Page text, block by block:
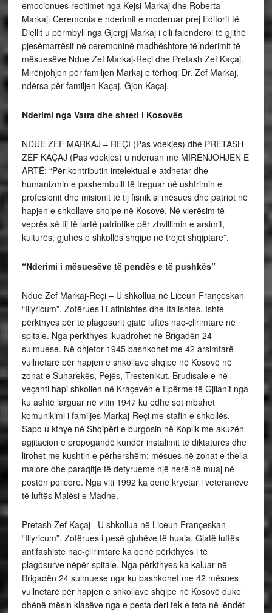
emocionues recitimet nga Kejsi Markaj dhe Roberta
Markaj. Ceremonia e nderimit e moderuar prej Editorit të
Diellit u përmbyll nga Gjergj Markaj i cili falenderoi të gjithë
pjesëmarrësit në ceremoninë madhështore të nderimit të
mësuesëve Ndue Zef Markaj-Reçi dhe Pretash Zef Kaçaj.
Mirënjohjen për familjen Markaj e tërhoqi Dr. Zef Markaj,
ndërsa për familjen Kaçaj, Gjon Kaçaj.
Nderimi nga Vatra dhe shteti i Kosovës
NDUE ZEF MARKAJ – REÇI (Pas vdekjes) dhe PRETASH
ZEF KAÇAJ (Pas vdekjes) u nderuan me MIRËNJOHJEN E
ARTË: “Për kontributin intelektual e atdhetar dhe
humanizmin e pashembullt të treguar në ushtrimin e
profesionit dhe misionit të tij fisnik si mësues dhe patriot në
hapjen e shkollave shqipe në Kosovë. Në vlerësim të
veprës së tij të lartë patriotike për zhvillimin e arsimit,
kulturës, gjuhës e shkollës shqipe në trojet shqiptare”.
“Nderimi i mësuesëve të pendës e të pushkës”
Ndue Zef Markaj-Reçi – U shkollua në Liceun Françeskan
“Illyricum”. Zotërues i Latinishtes dhe Italishtes. Ishte
përkthyes për të plagosurit gjatë luftës nac-çlirimtare në
spitale. Nga perkthyes ikuadrohet në Brigadën 24
sulmuese. Në dhjetor 1945 bashkohet me 42 arsimtarë
vullnetarë për hapjen e shkollave shqipe në Kosovë në
zonat e Suharekës, Pejës, Trestenikut, Brudisale e në
veçanti hapi shkollen në Kraçevën e Epërme të Gjilanit nga
ku ashtë larguar në vitin 1947 ku edhe sot mbahet
komunikimi i familjes Markaj-Reçi me stafin e shkollës.
Sapo u kthye në Shqipëri e burgosin në Koplik me akuzën
agjitacion e propogandë kundër instalimit të diktaturës dhe
lirohet me kushtin e përhershëm: mësues në zonat e thella
malore dhe paraqitje të detyrueme një herë në muaj në
postën policore. Nga viti 1992 ka qenë kryetar i veteranëve
të luftës Malësi e Madhe.
Pretash Zef Kaçaj –U shkollua në Liceun Françeskan
“Illyricum”. Zotërues i pesë gjuhëve të huaja. Gjatë luftës
antifashiste nac-çlirimtare ka qenë përkthyes i të
plagosurve nëpër spitale. Nga përkthyes ka kaluar në
Brigadën 24 sulmuese nga ku bashkohet me 42 mësues
vullnetarë për hapjen e shkollave shqipe në Kosovë duke
dhënë mësin klasëve nga e pesta deri tek e teta në lëndët